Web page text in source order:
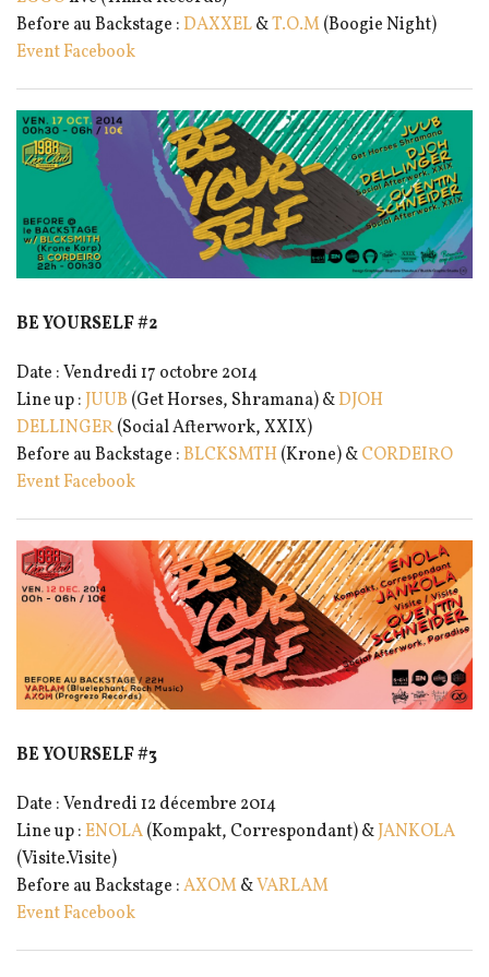
Before au Backstage : DAXXEL&T.O.M(Boogie Night)
Event Facebook
BE YOURSELF #2
Date : Vendredi 17 octobre 2014
Line up : JUUB (Get Horses, Shramana) &DJOH
DELLINGER(Social Afterwork, XXIX)
Before au Backstage : BLCKSMTH (Krone) &CORDEIRO
Event Facebook
BE YOURSELF #3
Date : Vendredi 12 décembre 2014
Line up : ENOLA(Kompakt, Correspondant) &JANKOLA
(Visite.Visite)
Before au Backstage :AXOM&VARLAM
Event Facebook